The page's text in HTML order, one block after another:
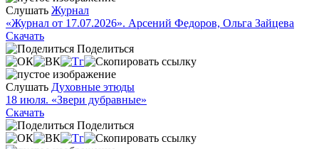
Слушать Журнал
«Журнал от 17.07.2026». Арсений Федоров, Ольга Зайцева
Скачать
Поделиться
Слушать Духовные этюды
18 июля. «Звери дубравные»
Скачать
Поделиться